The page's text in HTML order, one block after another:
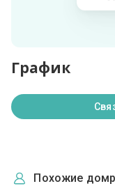
График
Похожие